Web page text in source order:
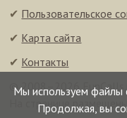
Мы используем файлы
Продолжая, вы
✔ Пользовательское
✔ Карта сайта
✔ Контакты
© 2008–2026
На странице